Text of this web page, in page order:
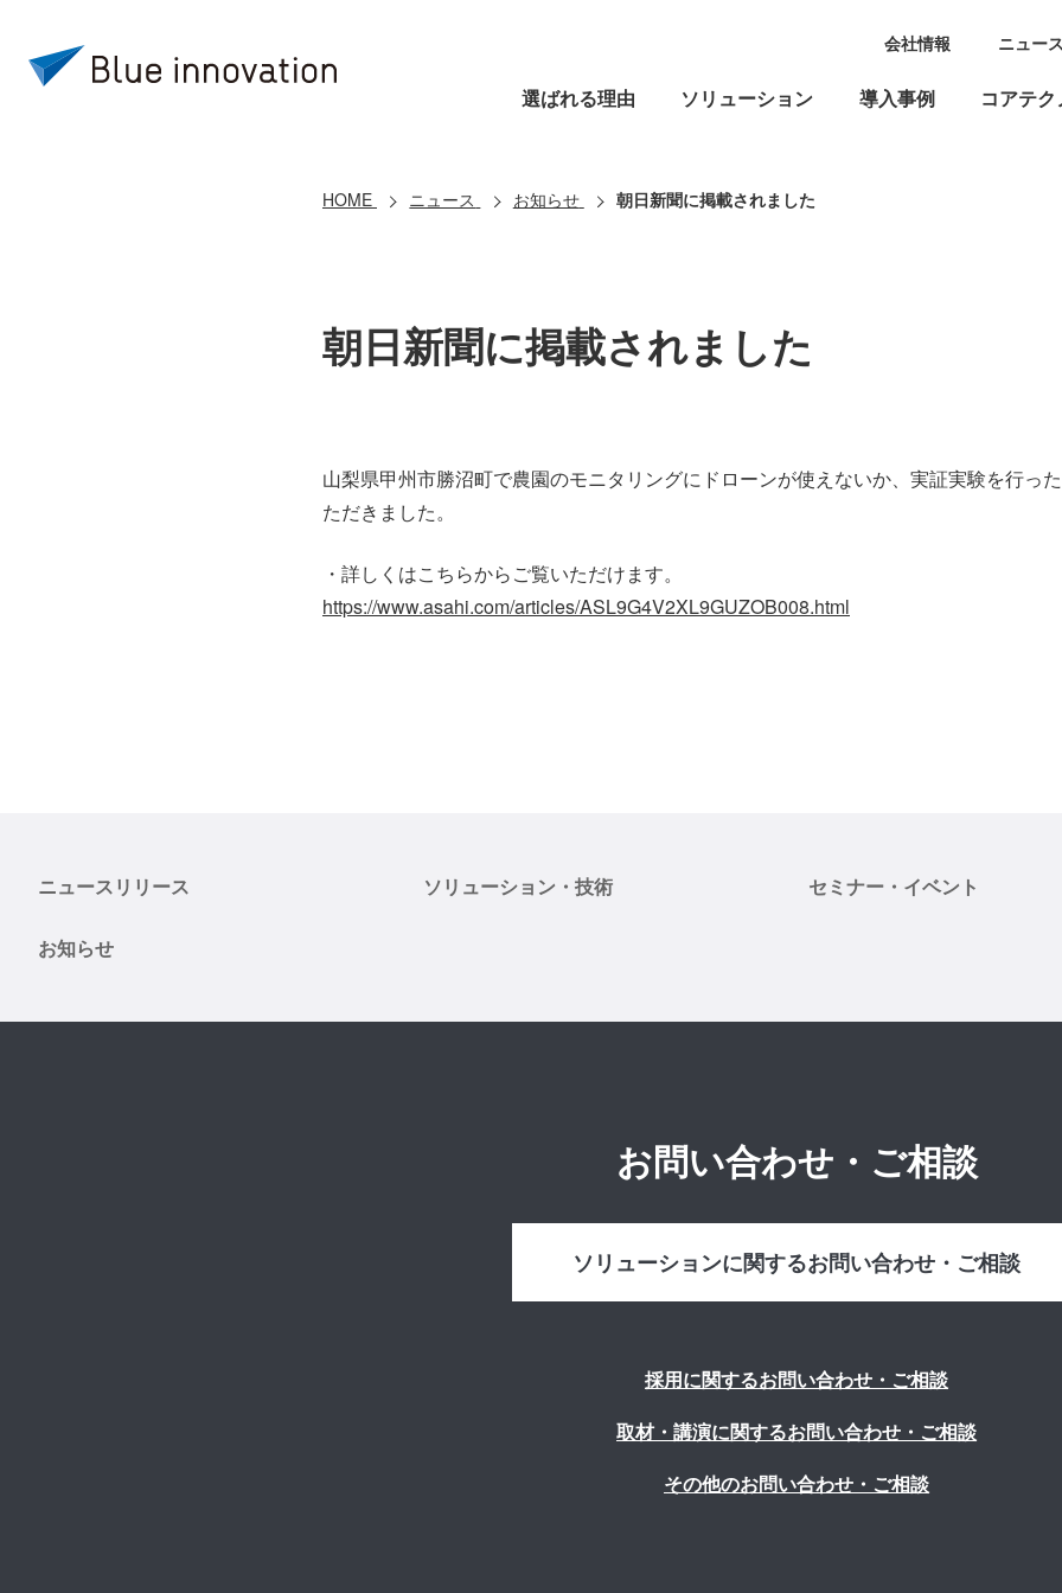
選ばれる理由 ソリューション 導入事例 コアテ
会社情報 ニュー
HOME ニュース お知らせ 朝日新聞に掲載されました
朝日新聞に掲載されました
山梨県甲州市勝沼町で農園のモニタリングにドローンが使えないか、実証実験を行っ
ただきました。
・詳しくはこちらからご覧いただけます。
https://www.asahi.com/articles/ASL9G4V2XL9GUZOB008.html
ニュースリリース ソリューション・技術 セミナー・イベント
お知らせ
お問い合わせ・ご相談
ソリューションに関するお問い合わせ・ご相談
採用に関するお問い合わせ・ご相談
取材・講演に関するお問い合わせ・ご相談
その他のお問い合わせ・ご相談